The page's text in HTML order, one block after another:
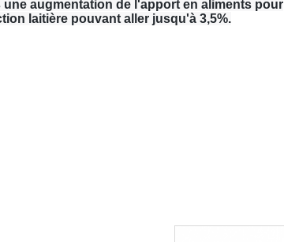
augmentation de l'apport en aliments pour
laitière pouvant aller jusqu'à 3,5%.